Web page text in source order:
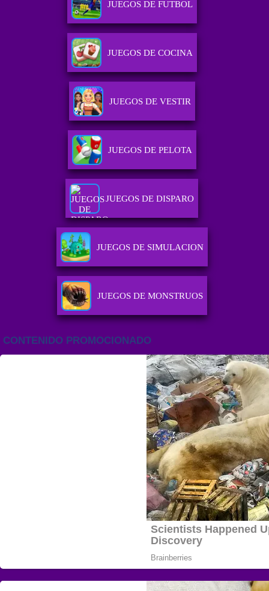
JUEGOS DE FUTBOL
JUEGOS DE COCINA
JUEGOS DE VESTIR
JUEGOS DE PELOTA
JUEGOS DE DISPARO
JUEGOS DE SIMULACION
JUEGOS DE MONSTRUOS